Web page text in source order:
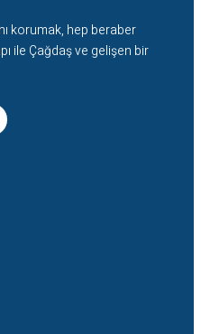
korumak, hep beraber
ile Çağdaş ve gelişen bir